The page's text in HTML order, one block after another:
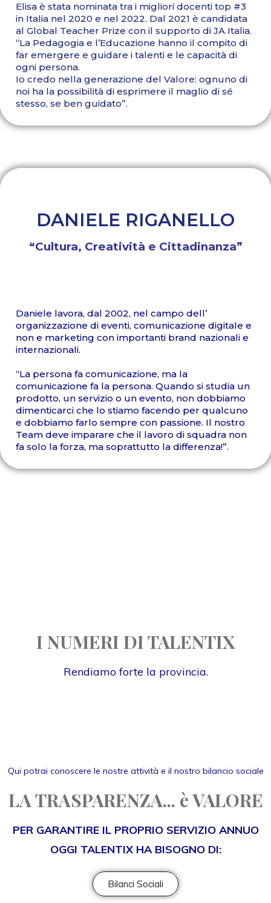
Elisa è stata nominata tra i migliori docenti top #3
in Italia nel 2020 e nel 2022. Dal 2021 è candidata
al Global Teacher Prize con il supporto di JA Italia.
“La Pedagogia e l’Educazione hanno il compito di
far emergere e guidare i talenti e le capacità di
ogni persona.
Io credo nella generazione del Valore: ognuno di
noi ha la possibilità di esprimere il maglio di sé
stesso, se ben guidato”.
DANIELE RIGANELLO
“Cultura, Creatività e Cittadinanza”
Daniele lavora, dal 2002, nel campo dell’
organizzazione di eventi, comunicazione digitale e
non e marketing con importanti brand nazionali e
internazionali.
“La persona fa comunicazione, ma la
comunicazione fa la persona. Quando si studia un
prodotto, un servizio o un evento, non dobbiamo
dimenticarci che lo stiamo facendo per qualcuno
e dobbiamo farlo sempre con passione. Il nostro
Team deve imparare che il lavoro di squadra non
fa solo la forza, ma soprattutto la differenza!”.
I NUMERI DI TALENTIX
Rendiamo forte la provincia.
Qui potrai conoscere le nostre attività e il nostro bilancio sociale
LA TRASPARENZA... è VALORE
PER GARANTIRE IL PROPRIO SERVIZIO ANNUO
OGGI TALENTIX HA BISOGNO DI:
Bilanci Sociali